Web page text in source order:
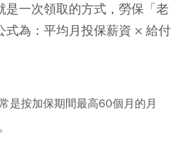
是一次領取的方式，勞保「老
式為：平均月投保薪資 × 給付
是按加保期間最高60個月的月